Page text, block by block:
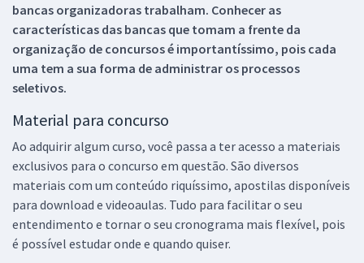
bancas organizadoras trabalham. Conhecer as
características das bancas que tomam a frente da
organização de concursos é importantíssimo, pois cada
uma tem a sua forma de administrar os processos
seletivos.
Material para concurso
Ao adquirir algum curso, você passa a ter acesso a materiais
exclusivos para o concurso em questão. São diversos
materiais com um conteúdo riquíssimo, apostilas disponíveis
para download e videoaulas. Tudo para facilitar o seu
entendimento e tornar o seu cronograma mais flexível, pois
é possível estudar onde e quando quiser.